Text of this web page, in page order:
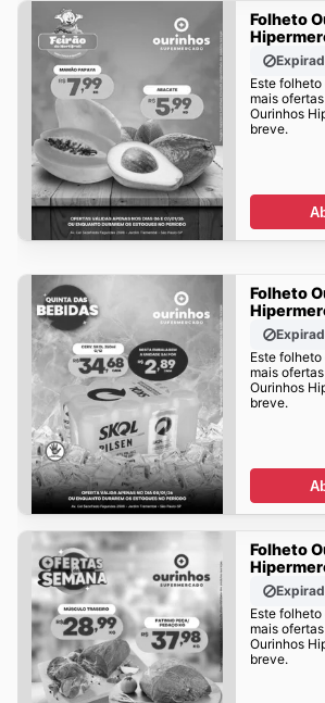
Folheto
Este
mais
Ourinhos
breve.
Folheto
Este
mais
Ourinhos
breve.
Folheto
Este
mais
Ourinhos
breve.